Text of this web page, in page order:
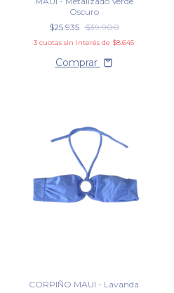
Oscuro
$25.935 $39.900
3 cuotas sin interés de $8.645
Comprar
CORPIÑO MAUI - Lavanda